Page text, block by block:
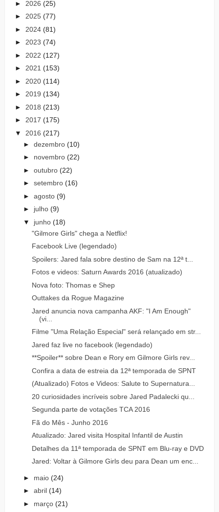
► 2026 (25)
► 2025 (77)
► 2024 (81)
► 2023 (74)
► 2022 (127)
► 2021 (153)
► 2020 (114)
► 2019 (134)
► 2018 (213)
► 2017 (175)
▼ 2016 (217)
► dezembro (10)
► novembro (22)
► outubro (22)
► setembro (16)
► agosto (9)
► julho (9)
▼ junho (18)
"Gilmore Girls" chega a Netflix!
Facebook Live (legendado)
Spoilers: Jared fala sobre destino de Sam na 12ª t...
Fotos e videos: Saturn Awards 2016 (atualizado)
Nova foto: Thomas e Shep
Outtakes da Rogue Magazine
Jared anuncia nova campanha AKF: "I Am Enough"
(vi...
Filme "Uma Relação Especial" será relançado em str...
Jared faz live no facebook (legendado)
**Spoiler** sobre Dean e Rory em Gilmore Girls rev...
Confira a data de estreia da 12ª temporada de SPNT
(Atualizado) Fotos e Videos: Salute to Supernatura...
20 curiosidades incríveis sobre Jared Padalecki qu...
Segunda parte de votações TCA 2016
Fã do Mês - Junho 2016
Atualizado: Jared visita Hospital Infantil de Austin
Detalhes da 11ª temporada de SPNT em Blu-ray e DVD
Jared: Voltar à Gilmore Girls deu para Dean um enc...
► maio (24)
► abril (14)
► março (21)